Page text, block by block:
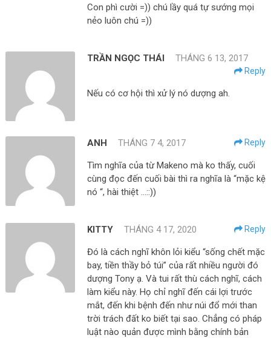
Con phì cười =)) chú lầy quá tự sướng mọi
nẻo luôn chú =))
TRẦN NGỌC THÁI THÁNG 6 13, 2017
Reply
Nếu có cơ hội thì xử lý nó dượng ah.
ANH THÁNG 7 4, 2017 Reply
Tìm nghĩa của từ Makeno mà ko thấy, cuối
cùng đọc đến cuối bài thì ra nghĩa là “mặc kệ
nó “, hài thiệt …::))
KITTY THÁNG 4 17, 2020 Reply
Đó là cách nghĩ khôn lỏi kiểu “sống chết mặc
bay, tiền thầy bỏ túi” của rất nhiều người đó
dượng Tony ạ. Và tui rất thù cách nghĩ, cách
làm kiểu này. Họ chỉ nghĩ đến cái lợi trước
mắt, đến khi bệnh đến như núi đổ mới than
trời trách đất ko biết tại sao. Chẳng có pháp
luật nào quản được mình bằng chính bản